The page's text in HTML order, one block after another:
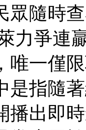
眾隨時
力爭連
唯一僅
是指隨
播出即